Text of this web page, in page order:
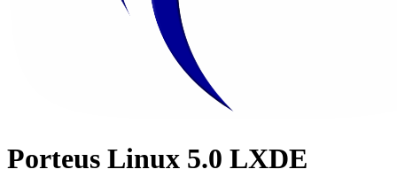
Porteus Linux 5.0 LXDE